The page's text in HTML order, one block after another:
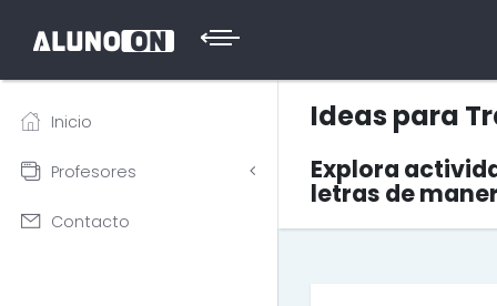
Inicio
Profesores
Contacto
Ideas para
Explora
letras de